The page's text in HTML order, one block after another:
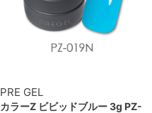
PRE GEL
カラーZ ビビッドブルー 3g PZ-